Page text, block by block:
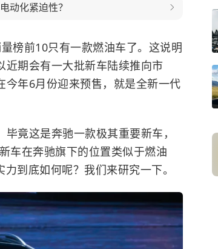
动化紧迫性？
榜前10只有一款燃油车了。这说明
期会有一大批新车陆续推向市
年6月份迎来预售，就是全新一代
竟这是奔驰一款极其重要新车，
车在奔驰旗下的位置类似于燃油
到底如何呢？我们来研究一下。